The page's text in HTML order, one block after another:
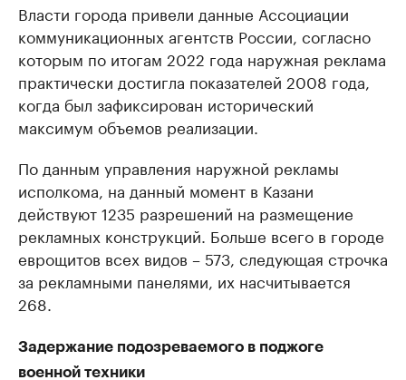
Власти города привели данные Ассоциации
коммуникационных агентств России, согласно
которым по итогам 2022 года наружная реклама
практически достигла показателей 2008 года,
когда был зафиксирован исторический
максимум объемов реализации.
По данным управления наружной рекламы
исполкома, на данный момент в Казани
действуют 1235 разрешений на размещение
рекламных конструкций. Больше всего в городе
еврощитов всех видов – 573, следующая строчка
за рекламными панелями, их насчитывается
268.
Задержание подозреваемого в поджоге
военной техники